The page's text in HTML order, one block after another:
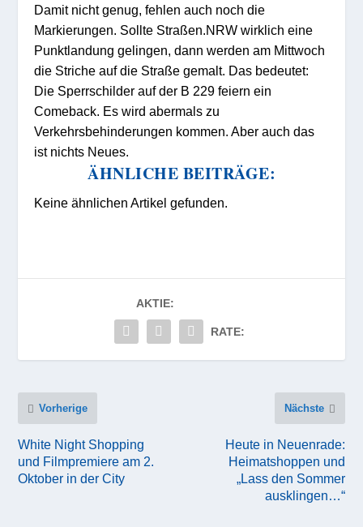
Damit nicht genug, fehlen auch noch die
Markierungen. Sollte Straßen.NRW wirklich eine
Punktlandung gelingen, dann werden am Mittwoch
die Striche auf die Straße gemalt. Das bedeutet:
Die Sperrschilder auf der B 229 feiern ein
Comeback. Es wird abermals zu
Verkehrsbehinderungen kommen. Aber auch das
ist nichts Neues.
ÄHNLICHE BEITRÄGE:
Keine ähnlichen Artikel gefunden.
AKTIE:
RATE:
Vorherige
White Night Shopping
und Filmpremiere am 2.
Oktober in der City
Nächste
Heute in Neuenrade:
Heimatshoppen und
„Lass den Sommer
ausklingen…“